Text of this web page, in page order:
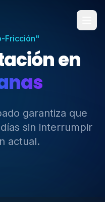
Fricción"
en
garantiza que
sin interrumpir
actual.